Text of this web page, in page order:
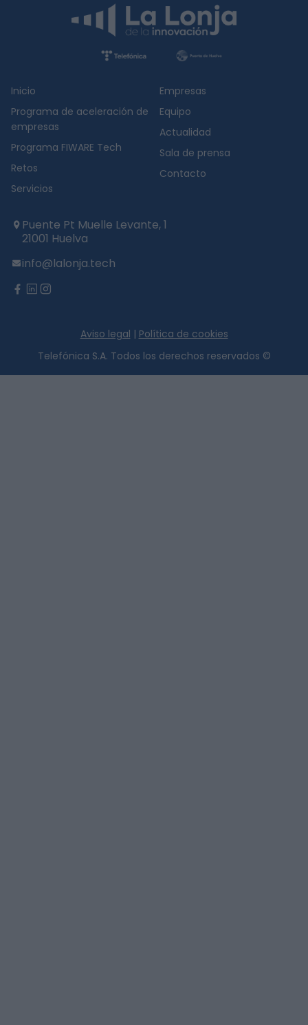
Inicio
Programa de aceleración de
empresas
Programa FIWARE Tech
Retos
Servicios
Empresas
Equipo
Actualidad
Sala de prensa
Contacto
Puente Pt Muelle Levante, 1
21001 Huelva
info@lalonja.tech
twitter
facebook
linkedin
Aviso legal | Política de cookies
Telefónica S.A. Todos los derechos reservados ©